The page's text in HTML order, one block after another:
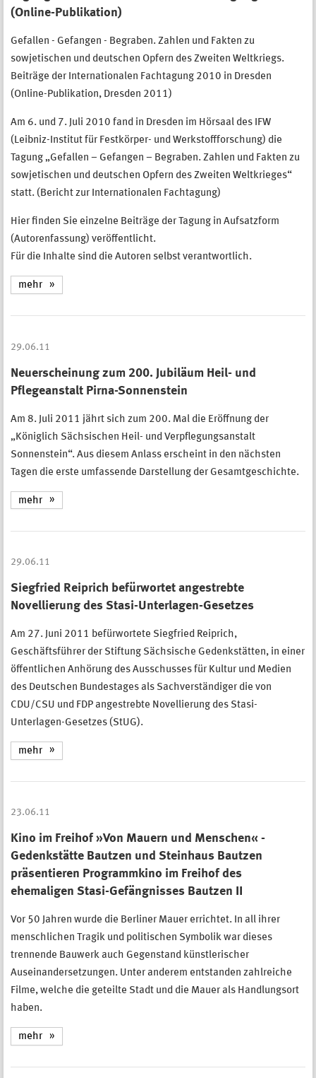
(Online-Publikation)
Gefallen - Gefangen - Begraben. Zahlen und Fakten zu
sowjetischen und deutschen Opfern des Zweiten Weltkriegs.
Beiträge der Internationalen Fachtagung 2010 in Dresden
(Online-Publikation, Dresden 2011)
Am 6. und 7. Juli 2010 fand in Dresden im Hörsaal des IFW
(Leibniz-Institut für Festkörper- und Werkstoffforschung) die
Tagung „Gefallen – Gefangen – Begraben. Zahlen und Fakten zu
sowjetischen und deutschen Opfern des Zweiten Weltkrieges“
statt. (Bericht zur Internationalen Fachtagung)
Hier finden Sie einzelne Beiträge der Tagung in Aufsatzform
(Autorenfassung) veröffentlicht.
Für die Inhalte sind die Autoren selbst verantwortlich.
mehr
29.06.11
Neuerscheinung zum 200. Jubiläum Heil- und
Pflegeanstalt Pirna-Sonnenstein
Am 8. Juli 2011 jährt sich zum 200. Mal die Eröffnung der
„Königlich Sächsischen Heil- und Verpflegungsanstalt
Sonnenstein“. Aus diesem Anlass erscheint in den nächsten
Tagen die erste umfassende Darstellung der Gesamtgeschichte.
mehr
29.06.11
Siegfried Reiprich befürwortet angestrebte
Novellierung des Stasi-Unterlagen-Gesetzes
Am 27. Juni 2011 befürwortete Siegfried Reiprich,
Geschäftsführer der Stiftung Sächsische Gedenkstätten, in einer
öffentlichen Anhörung des Ausschusses für Kultur und Medien
des Deutschen Bundestages als Sachverständiger die von
CDU/CSU und FDP angestrebte Novellierung des Stasi-
Unterlagen-Gesetzes (StUG).
mehr
23.06.11
Kino im Freihof »Von Mauern und Menschen« -
Gedenkstätte Bautzen und Steinhaus Bautzen
präsentieren Programmkino im Freihof des
ehemaligen Stasi-Gefängnisses Bautzen II
Vor 50 Jahren wurde die Berliner Mauer errichtet. In all ihrer
menschlichen Tragik und politischen Symbolik war dieses
trennende Bauwerk auch Gegenstand künstlerischer
Auseinandersetzungen. Unter anderem entstanden zahlreiche
Filme, welche die geteilte Stadt und die Mauer als Handlungsort
haben.
mehr